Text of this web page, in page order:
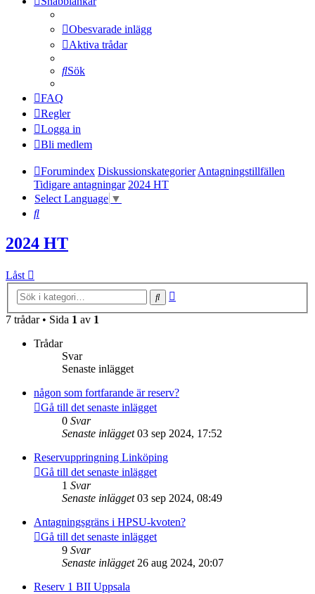
Obesvarade inlägg
Aktiva trådar
Sök
FAQ
Regler
Logga in
Bli medlem
Forumindex DiskussionskategorierAntagningstillfällen
Tidigare antagningar 2024 HT
Select Language ▼
Sök
2024 HT
Låst
Sök
7 trådar • Sida 1 av 1
Trådar
Svar
Senaste inlägget
någon som fortfarande är reserv?
Gå till det senaste inlägget
0 Svar
Senaste inlägget 03 sep 2024, 17:52
Reservuppringning Linköping
Gå till det senaste inlägget
1 Svar
Senaste inlägget 03 sep 2024, 08:49
Antagningsgräns i HPSU-kvoten?
Gå till det senaste inlägget
9 Svar
Senaste inlägget 26 aug 2024, 20:07
Reserv 1 BII Uppsala